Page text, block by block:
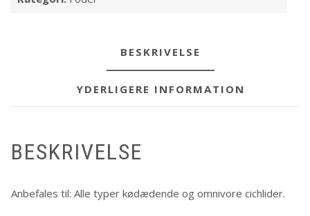
BESKRIVELSE
YDERLIGERE INFORMATION
BESKRIVELSE
Anbefales til: Alle typer kødædende og omnivore cichlider.